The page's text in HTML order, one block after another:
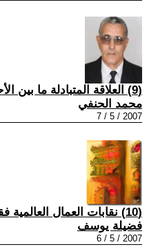
(9) العلاقة المتبادلة ما بين الأحزاب السياسية، والمنظمات النقابية، والجماهيرية.....5
محمد الحنفي
2007 / 5 / 7
(10) نقابات العمال العالمية فقط تحمي من السقوط نحو الحضيض
فضيلة يوسف
2007 / 5 / 6